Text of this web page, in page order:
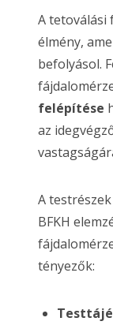
A tetoválási
élmény,
befolyásol.
felépítése
az
A
BFKH
tényezők: